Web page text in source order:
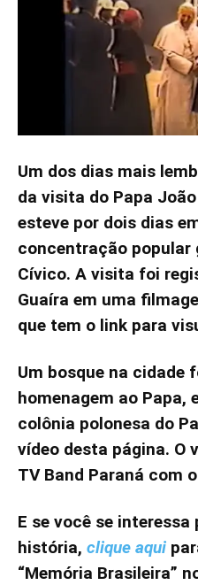
Um dos dias mais
da visita do Papa
esteve por dois dias
concentração popular
Cívico. A visita foi
Guaíra em uma
que tem o link para
Um bosque na cidade
homenagem ao Papa,
colônia polonesa do
vídeo desta página. O
TV Band Paraná com
E se você se interessa
história, clique aqui
“Memória Brasileira”